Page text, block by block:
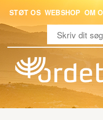
STØT OS WEBSHOP OM